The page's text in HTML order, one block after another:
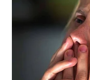
SUKABUMI
PURWAKARTA